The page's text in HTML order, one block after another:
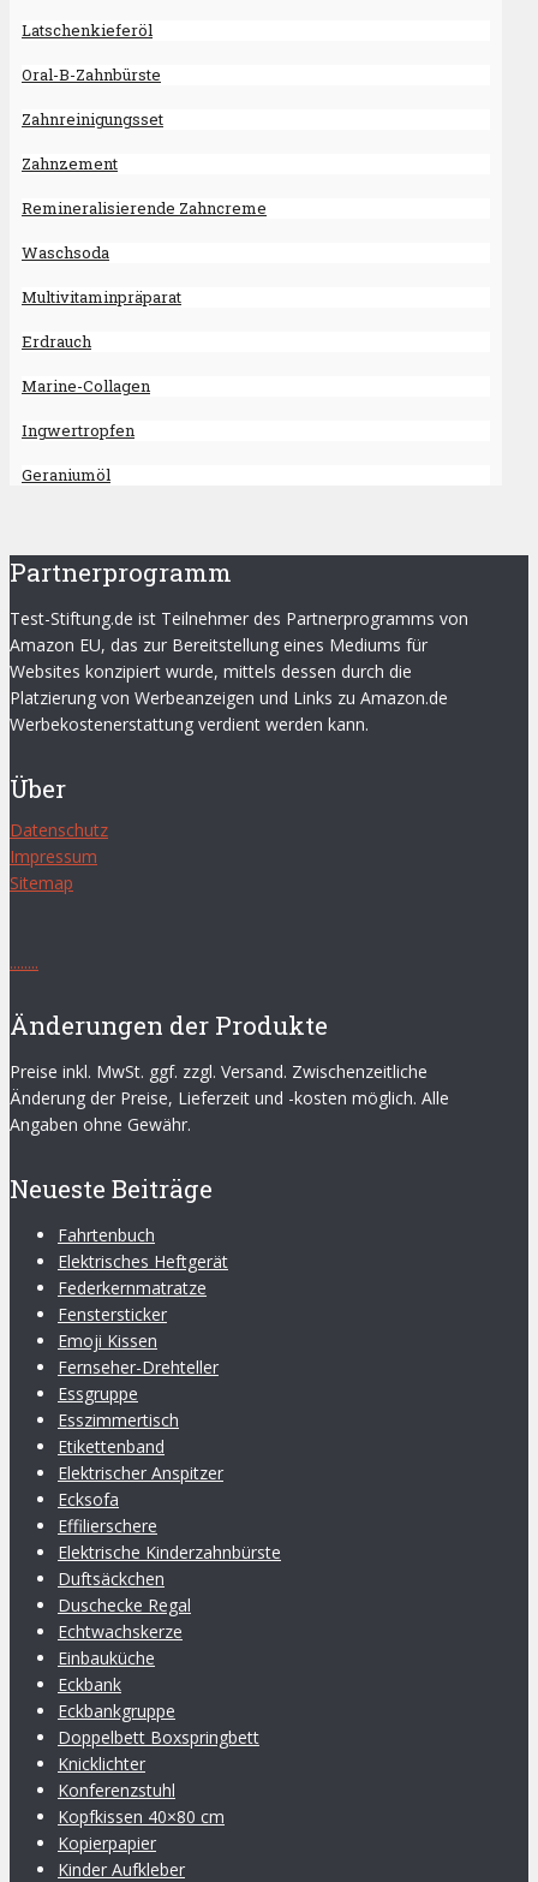
Latschenkieferöl
Oral-B-Zahnbürste
Zahnreinigungsset
Zahnzement
Remineralisierende Zahncreme
Waschsoda
Multivitaminpräparat
Erdrauch
Marine-Collagen
Ingwertropfen
Geraniumöl
Partnerprogramm
Test-Stiftung.de ist Teilnehmer des Partnerprogramms von
Amazon EU, das zur Bereitstellung eines Mediums für
Websites konzipiert wurde, mittels dessen durch die
Platzierung von Werbeanzeigen und Links zu Amazon.de
Werbekostenerstattung verdient werden kann.
Über
Datenschutz
Impressum
Sitemap
........
Änderungen der Produkte
Preise inkl. MwSt. ggf. zzgl. Versand. Zwischenzeitliche
Änderung der Preise, Lieferzeit und -kosten möglich. Alle
Angaben ohne Gewähr.
Neueste Beiträge
Fahrtenbuch
Elektrisches Heftgerät
Federkernmatratze
Fenstersticker
Emoji Kissen
Fernseher-Drehteller
Essgruppe
Esszimmertisch
Etikettenband
Elektrischer Anspitzer
Ecksofa
Effilierschere
Elektrische Kinderzahnbürste
Duftsäckchen
Duschecke Regal
Echtwachskerze
Einbauküche
Eckbank
Eckbankgruppe
Doppelbett Boxspringbett
Knicklichter
Konferenzstuhl
Kopfkissen 40×80 cm
Kopierpapier
Kinder Aufkleber